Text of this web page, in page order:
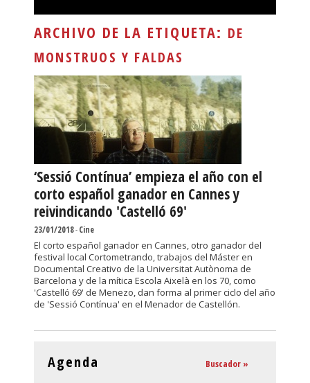
ARCHIVO DE LA ETIQUETA: DE
MONSTRUOS Y FALDAS
‘Sessió Contínua’ empieza el año con el
corto español ganador en Cannes y
reivindicando 'Castelló 69'
23/01/2018-Cine
El corto español ganador en Cannes, otro ganador del
festival local Cortometrando, trabajos del Máster en
Documental Creativo de la Universitat Autònoma de
Barcelona y de la mítica Escola Aixelà en los 70, como
'Castelló 69' de Menezo, dan forma al primer ciclo del año
de 'Sessió Contínua' en el Menador de Castellón.
Agenda Buscador »